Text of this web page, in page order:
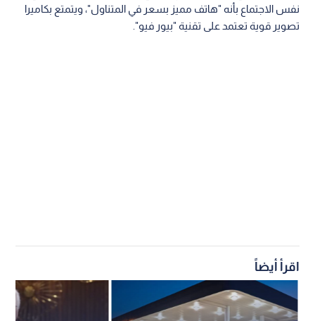
نفس الاجتماع بأنه "هاتف مميز بسعر في المتناول"، ويتمتع بكاميرا
تصوير قوية تعتمد على تقنية "بيور فيو".
اقرأ أيضاً